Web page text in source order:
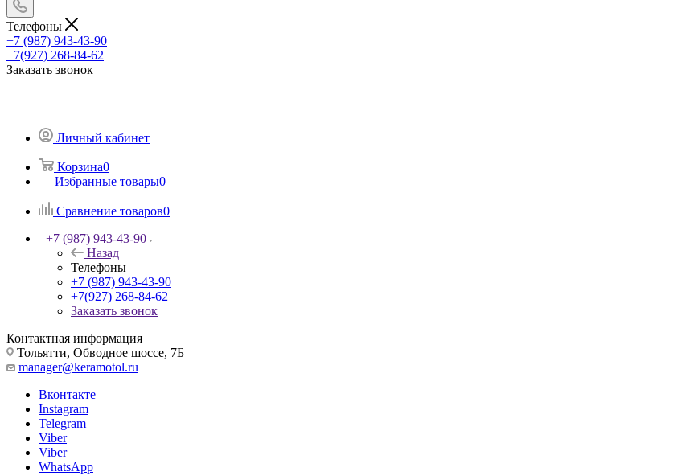
Телефоны
+7 (987) 943-43-90
+7(927) 268-84-62
Заказать звонок
Личный кабинет
Корзина0
Избранные товары0
Сравнение товаров0
+7 (987) 943-43-90
Назад
Телефоны
+7 (987) 943-43-90
+7(927) 268-84-62
Заказать звонок
Контактная информация
Тольятти, Обводное шоссе, 7Б
manager@keramotol.ru
Вконтакте
Instagram
Telegram
Viber
Viber
WhatsApp